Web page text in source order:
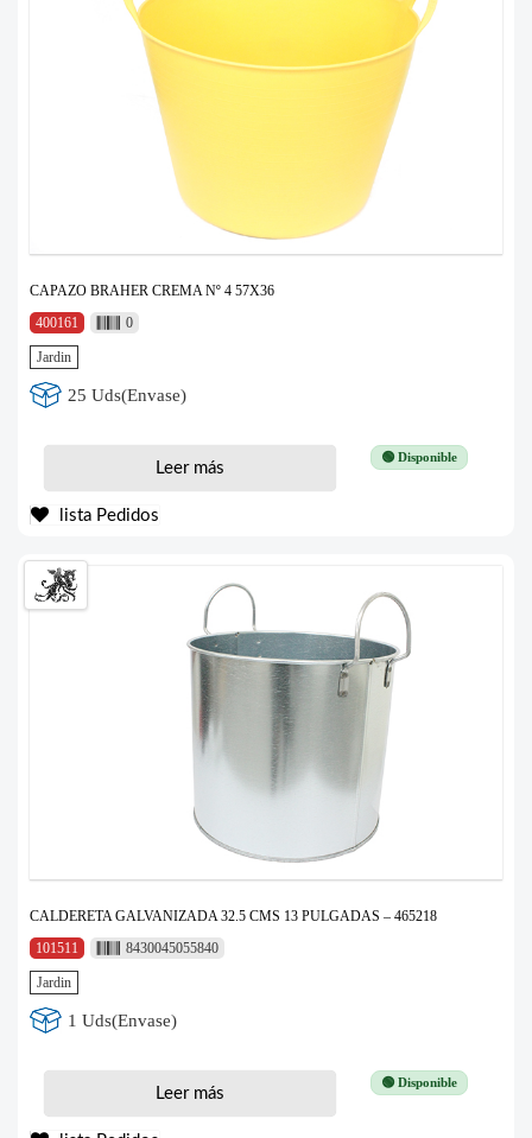
CAPAZO BRAHER CREMA Nº 4 57X36
400161
0
Jardin
25 Uds(Envase)
🟢 Disponible
Leer más
lista Pedidos
CALDERETA GALVANIZADA 32.5 CMS 13 PULGADAS – 465218
101511
8430045055840
Jardin
1 Uds(Envase)
🟢 Disponible
Leer más